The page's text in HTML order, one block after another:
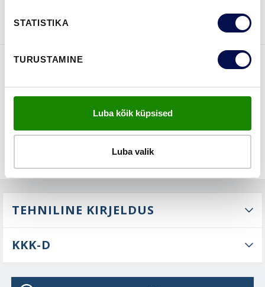
STATISTIKA
TURUSTAMINE
Luba kõik küpsised
Luba valik
TEHNILINE KIRJELDUS
KKK-D